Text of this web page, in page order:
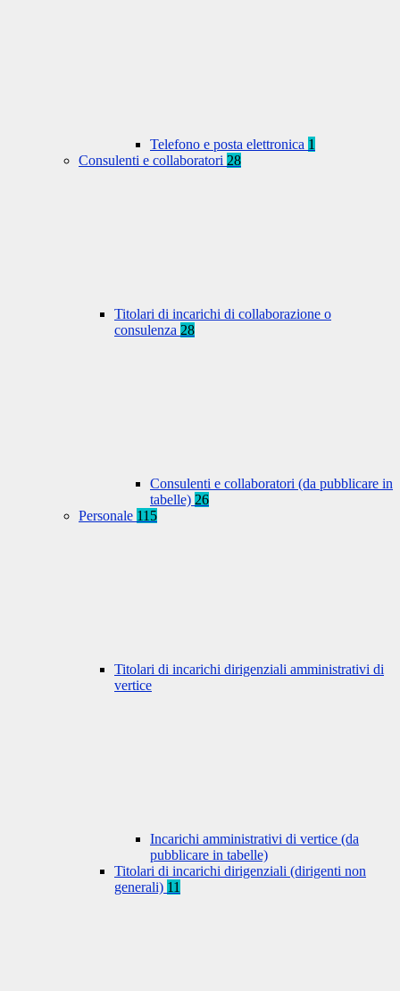
Telefono e posta elettronica 1
Consulenti e collaboratori 28
Titolari di incarichi di collaborazione o
consulenza 28
Consulenti e collaboratori (da pubblicare in
tabelle) 26
Personale 115
Titolari di incarichi dirigenziali amministrativi di
vertice
Incarichi amministrativi di vertice (da
pubblicare in tabelle)
Titolari di incarichi dirigenziali (dirigenti non
generali) 11